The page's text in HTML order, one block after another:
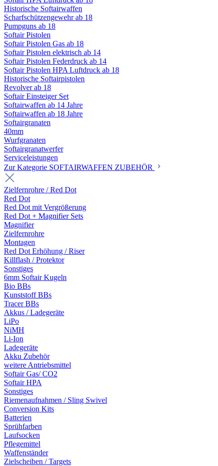
Historische Softairwaffen
Scharfschützengewehr ab 18
Pumpguns ab 18
Softair Pistolen
Softair Pistolen Gas ab 18
Softair Pistolen elektrisch ab 14
Softair Pistolen Federdruck ab 14
Softair Pistolen HPA Luftdruck ab 18
Historische Softairpistolen
Revolver ab 18
Softair Einsteiger Set
Softairwaffen ab 14 Jahre
Softairwaffen ab 18 Jahre
Softairgranaten
40mm
Wurfgranaten
Softairgranatwerfer
Serviceleistungen
Zur Kategorie SOFTAIRWAFFEN ZUBEHÖR
Zielfernrohre / Red Dot
Red Dot
Red Dot mit Vergrößerung
Red Dot + Magnifier Sets
Magnifier
Zielfernrohre
Montagen
Red Dot Erhöhung / Riser
Killflash / Protektor
Sonstiges
6mm Softair Kugeln
Bio BBs
Kunststoff BBs
Tracer BBs
Akkus / Ladegeräte
LiPo
NiMH
Li-Ion
Ladegeräte
Akku Zubehör
weitere Antriebsmittel
Softair Gas/ CO2
Softair HPA
Sonstiges
Riemenaufnahmen / Sling Swivel
Conversion Kits
Batterien
Sprühfarben
Laufsocken
Pflegemittel
Waffenständer
Zielscheiben / Targets